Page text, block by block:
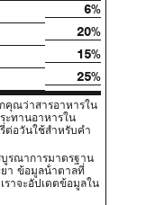
6%
20%
15%
25%
คุณว่าสารอาหารใน
ะทานอาหารใน
ต่อวันใช้สําหรับคํา
รณาการมาตรฐาน
ยา ข้อมูลน้ําตาลที่
าจะอัปเดตข้อมูลใน